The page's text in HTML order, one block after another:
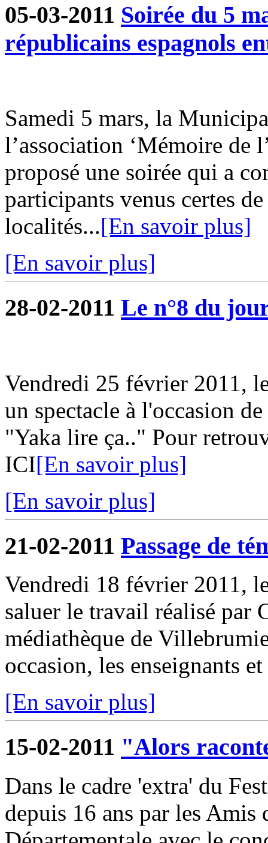
05-03-2011 Soirée du 5
républicains espagnols
Samedi 5 mars, la
l’association ‘Mémoire de
proposé une soirée qui a
participants venus certes
localités...[En savoir plus]
[En savoir plus]
28-02-2011 Le n°8 du
Vendredi 25 février 2011,
un spectacle à l'occasion
"Yaka lire ça.." Pour
ICI[En savoir plus]
[En savoir plus]
21-02-2011 Passage de
Vendredi 18 février 2011,
saluer le travail réalisé par
médiathèque de
occasion, les enseignants
[En savoir plus]
15-02-2011 "Alors
Dans le cadre 'extra' du
depuis 16 ans par les Amis